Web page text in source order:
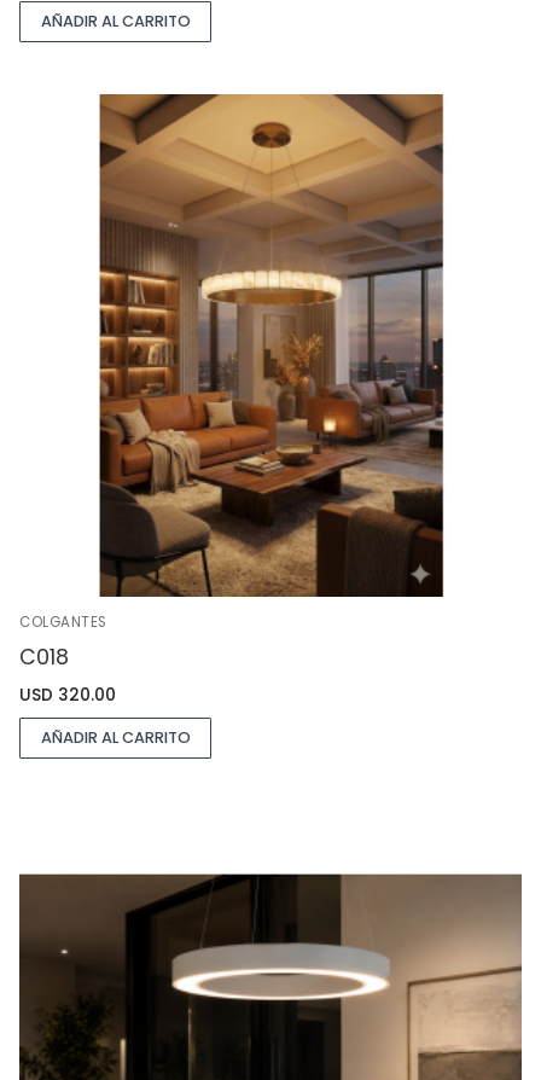
AÑADIR AL CARRITO
COLGANTES
C018
USD 320.00
AÑADIR AL CARRITO